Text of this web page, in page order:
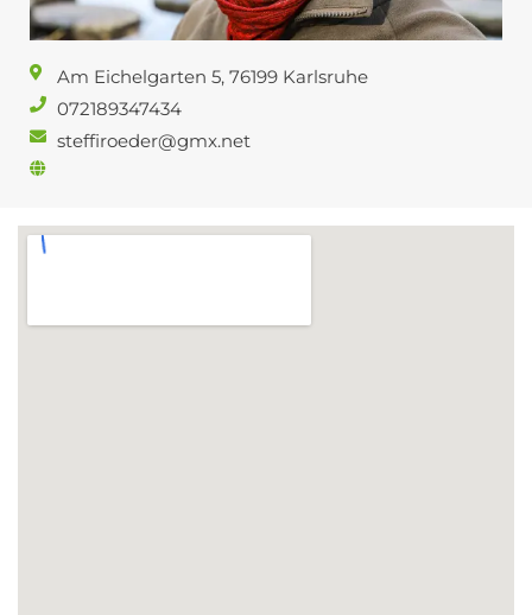
Am Eichelgarten 5, 76199 Karlsruhe
072189347434
steffiroeder@gmx.net